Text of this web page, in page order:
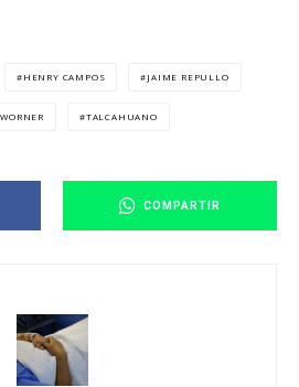
HENRY CAMPOS JAIME REPULLO
TALCAHUANO
COMPARTIR